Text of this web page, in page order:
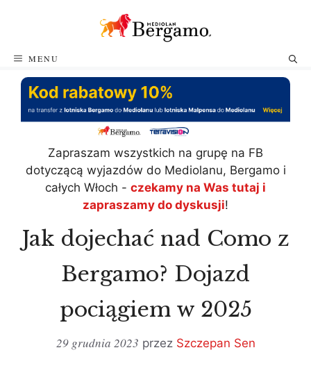
MENU
Zapraszam wszystkich na grupę na FB
dotyczącą wyjazdów do Mediolanu, Bergamo i
całych Włoch - czekamy na Was tutaj i
zapraszamy do dyskusji!
Jak dojechać nad Como z
Bergamo? Dojazd
pociągiem w 2025
29 grudnia 2023 przez Szczepan Sen